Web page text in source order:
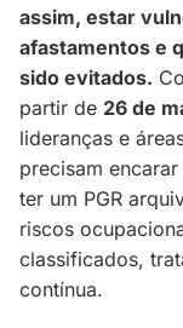
assim, estar
afastamentos e
sido evitados.
partir de 26 de
lideranças e
precisam
ter um PGR
riscos
classificados,
contínua.